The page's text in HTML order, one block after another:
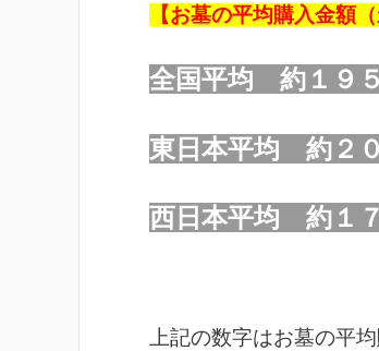
【お墓の平均購入金額
全国平均 約１９
東日本平均 約２
西日本平均 約１
上記の数字はお墓の平